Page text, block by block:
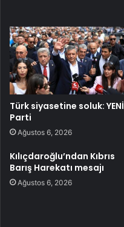
Türk siyasetine soluk: YENİ
Parti
Ağustos 6, 2026
Kılıçdaroğlu’ndan Kıbrıs
Barış Harekatı mesajı
Ağustos 6, 2026